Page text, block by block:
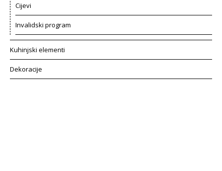
Cijevi
Invalidski program
Kuhinjski elementi
Dekoracije